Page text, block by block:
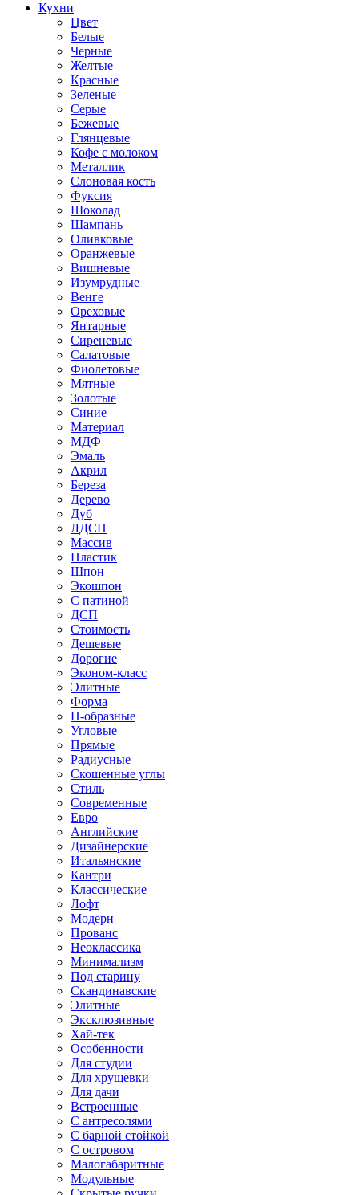
Кухни
Цвет
Белые
Черные
Желтые
Красные
Зеленые
Серые
Бежевые
Глянцевые
Кофе с молоком
Металлик
Слоновая кость
Фуксия
Шоколад
Шампань
Оливковые
Оранжевые
Вишневые
Изумрудные
Венге
Ореховые
Янтарные
Сиреневые
Салатовые
Фиолетовые
Мятные
Золотые
Синие
Материал
МДФ
Эмаль
Акрил
Береза
Дерево
Дуб
ЛДСП
Массив
Пластик
Шпон
Экошпон
С патиной
ДСП
Стоимость
Дешевые
Дорогие
Эконом-класс
Элитные
Форма
П-образные
Угловые
Прямые
Радиусные
Скошенные углы
Стиль
Современные
Евро
Английские
Дизайнерские
Итальянские
Кантри
Классические
Лофт
Модерн
Прованс
Неоклассика
Минимализм
Под старину
Скандинавские
Элитные
Эксклюзивные
Хай-тек
Особенности
Для студии
Для хрущевки
Для дачи
Встроенные
С антресолями
С барной стойкой
С островом
Малогабаритные
Модульные